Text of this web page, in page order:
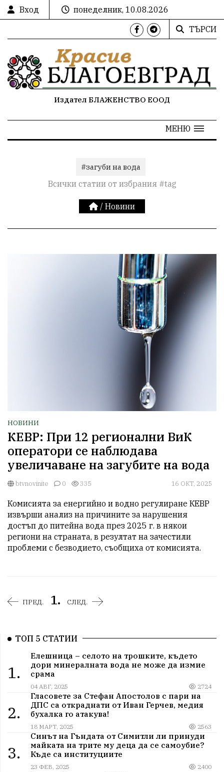
Вход
понеделник, 10.08.2026
ТЪРСИ
Издател БЛАЖЕНСТВО ЕООД
МЕНЮ
#загуби на вода
Всички статии от избрания #tag
/ Новини
НОВИНИ
КЕВР: При 12 регионални ВиК
оператори се наблюдава
увеличаване на загубите на вода
btvnovinite 0 335 16 ОКТ, 2025
Комисията за енергийно и водно регулиране КЕВР
извърши анализ на причините за нарушения
достъп до питейна вода през 2025 г. в някои
региони на страната, в резултат на зачестили
проблеми с безводието, съобщиха от комисията.
ПРЕД. 1. СЛЕД.
ТОП 5 СТАТИИ
1.
Елешница – селото на трошките, където
дори минералната вода не може да измие
срама
04 АВГ, 2025 2724
2.
Гласовете за Стефан Апостолов с пари на
ДПС са откраднати от Иван Герчев, медия
бухалка го атакува!
18 МАРТ, 2025 2563
3.
Синът на Гъндата от Симитли ли принуди
майката на трите му деца да се самоубие?
Къде са институциите
23 ФЕВ, 2025 2400